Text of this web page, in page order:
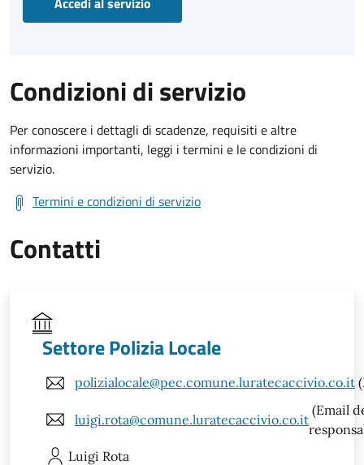
Condizioni di servizio
Per conoscere i dettagli di scadenze, requisiti e altre
informazioni importanti, leggi i termini e le condizioni di
servizio.
Termini e condizioni di servizio
Contatti
Settore Polizia Locale
polizialocale@pec.comune.luratecaccivio.co.it
luigi.rota@comune.luratecaccivio.co.it
(Email
Luigi Rota